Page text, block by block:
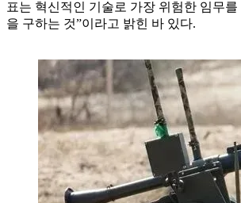
표는 혁신적인 기술로 가장 위험한 임무
을 구하는 것”이라고 밝힌 바 있다.